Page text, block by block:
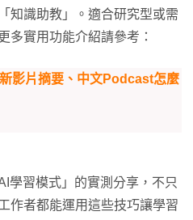
知識助教」。適合研究型或需
多實用功能介紹請參考：
影片摘要、中文Podcast怎麼
學習模式」的實測分享，不只
作者都能運用這些技巧讓學習